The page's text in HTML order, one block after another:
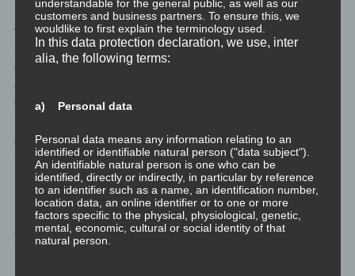
Wird es Ausnahmen von dieser so einfachen Regel geben? Ja.
Selten, aber doch. Und in diesen Sonderfällen ist es nie verkehrt
entweder erst an den Glaubenssätzen und Werten und dann erst
an den Teilen zu arbeiten, oder eben andersrum, – erst Teile,
dann Glaubenssätze – die Lösung des Problems zu erarbeiten.
Alles klar, alles verstanden? (Und es sage ja keiner: Mal ja, mal
nein…)
DISSOZIATION
TAGGEDTEILE,UNBEWUSST
understandable for the general public, as well as our
customers and business partners. To ensure this, we
wouldlike to first explain the terminology used.
In this data protection declaration, we use, inter
alia, the following terms:
a) Personal data
Personal data means any information relating to an
identified or identifiable natural person ("data subject").
An identifiable natural person is one who can be
identified, directly or indirectly, in particular by reference
to an identifier such as a name, an identification number,
location data, an online identifier or to one or more
factors specific to the physical, physiological, genetic,
mental, economic, cultural or social identity of that
natural person.